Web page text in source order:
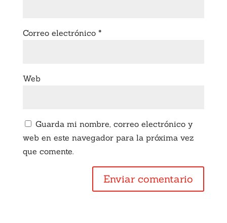
Correo electrónico *
Web
Guarda mi nombre, correo electrónico y
web en este navegador para la próxima vez
que comente.